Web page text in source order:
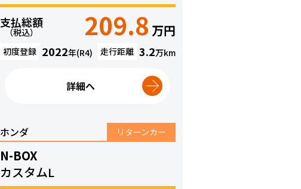
支払総額
（税込） 209.8 万円
初度登録 2022年(R4) 走行距離 3.2万km
詳細へ
ホンダ リターンカー
N-BOX
カスタムL